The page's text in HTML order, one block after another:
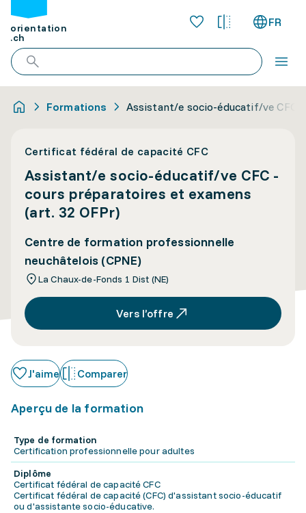
orientation
.ch
FR
Formations Assistant/e socio-éducatif/ve CFC
Certificat fédéral de capacité CFC
Assistant/e socio-éducatif/ve CFC -
cours préparatoires et examens
(art. 32 OFPr)
Centre de formation professionnelle
neuchâtelois (CPNE)
La Chaux-de-Fonds 1 Dist (NE)
Vers l’offre
J'aime Comparer
Aperçu de la formation
Type de formation
Certification professionnelle pour adultes
Diplôme
Certificat fédéral de capacité CFC
Certificat fédéral de capacité (CFC) d'assistant socio-éducatif
ou d'assistante socio-éducative.